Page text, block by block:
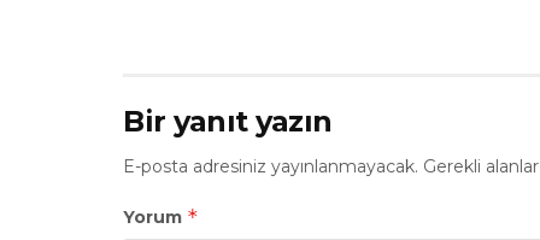
Bir yanıt yazın
E-posta adresiniz yayınlanmayacak. Gerekli
Yorum *